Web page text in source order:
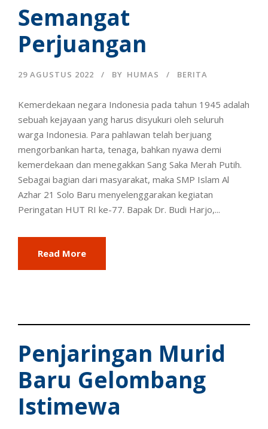
Semangat
Perjuangan
29 AGUSTUS 2022 BY HUMAS BERITA
Kemerdekaan negara Indonesia pada tahun 1945 adalah
sebuah kejayaan yang harus disyukuri oleh seluruh
warga Indonesia. Para pahlawan telah berjuang
mengorbankan harta, tenaga, bahkan nyawa demi
kemerdekaan dan menegakkan Sang Saka Merah Putih.
Sebagai bagian dari masyarakat, maka SMP Islam Al
Azhar 21 Solo Baru menyelenggarakan kegiatan
Peringatan HUT RI ke-77. Bapak Dr. Budi Harjo,...
Read More
Penjaringan Murid
Baru Gelombang
Istimewa